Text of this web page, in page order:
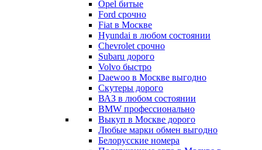
Opel битые
Ford срочно
Fiat в Москве
Hyundai в любом состоянии
Chevrolet срочно
Subaru дорого
Volvo быстро
Daewoo в Москве выгодно
Скутеры дорого
ВАЗ в любом состоянии
BMW профессионально
Выкуп в Москве дорого
Любые марки обмен выгодно
Белорусские номера